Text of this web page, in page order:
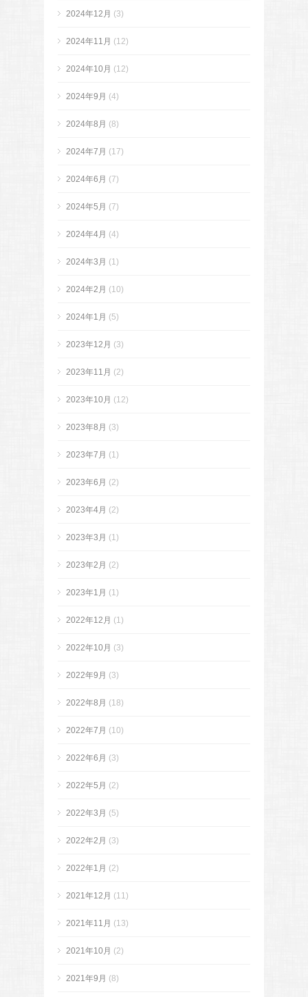
2024年12月 (3)
2024年11月 (12)
2024年10月 (12)
2024年9月 (4)
2024年8月 (8)
2024年7月 (17)
2024年6月 (7)
2024年5月 (7)
2024年4月 (4)
2024年3月 (1)
2024年2月 (10)
2024年1月 (5)
2023年12月 (3)
2023年11月 (2)
2023年10月 (12)
2023年8月 (3)
2023年7月 (1)
2023年6月 (2)
2023年4月 (2)
2023年3月 (1)
2023年2月 (2)
2023年1月 (1)
2022年12月 (1)
2022年10月 (3)
2022年9月 (3)
2022年8月 (18)
2022年7月 (10)
2022年6月 (3)
2022年5月 (2)
2022年3月 (5)
2022年2月 (3)
2022年1月 (2)
2021年12月 (11)
2021年11月 (13)
2021年10月 (2)
2021年9月 (8)